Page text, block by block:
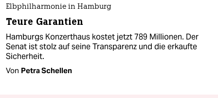
Elbphilharmonie in Hamburg
Teure Garantien
Hamburgs Konzerthaus kostet jetzt 789 Millionen. Der
Senat ist stolz auf seine Transparenz und die erkaufte
Sicherheit.
Von Petra Schellen